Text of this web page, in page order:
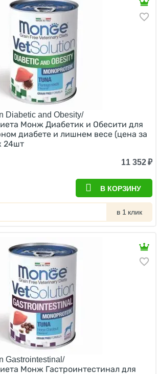
Diabetic and Obesity/
Монж Диабетик и Обесити для
диабете и лишнем весе (цена за
24шт
11 352₽
В КОРЗИНУ
в 1 клик
Gastrointestinal/
Монж Гастроинтестинал для